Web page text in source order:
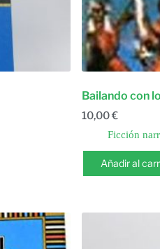
Bailando con
10,00€
Ficción
Añadir al